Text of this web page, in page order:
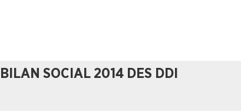
BILAN SOCIAL 2014 DES DDI